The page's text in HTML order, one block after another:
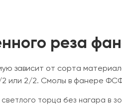
реза
зависит от сорта
2 или 2/2. Смолы в фанере
торца без нагара в